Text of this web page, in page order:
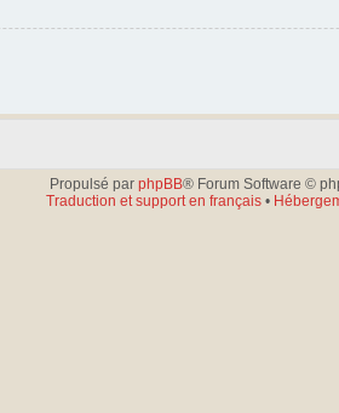
Propulsé par phpBB® Forum Software ©
Traduction et support en français•